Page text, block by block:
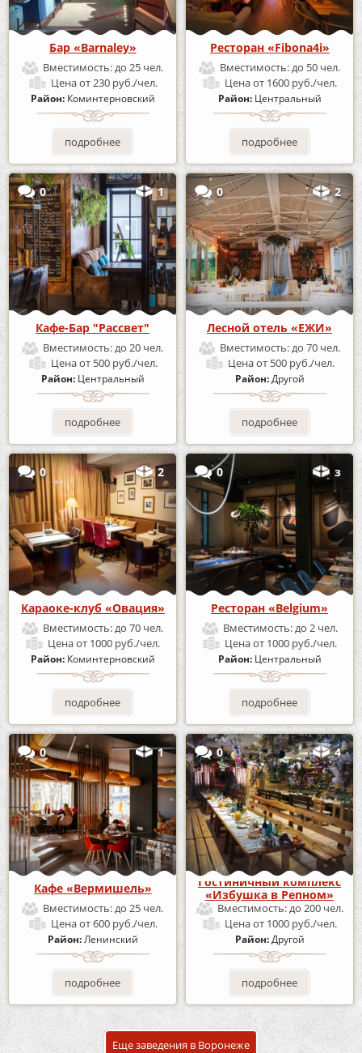
Бар «Barnaley»
Вместимость:до 25 чел.
Ценаот 230 руб./чел.
Район: Коминтерновский
подробнее
Ресторан «Fibona4i»
Вместимость:до 50 чел.
Ценаот 1600 руб./чел.
Район: Центральный
подробнее
0 1
Кафе-Бар "Рассвет"
Вместимость:до 20 чел.
Ценаот 500 руб./чел.
Район: Центральный
подробнее
0 2
Лесной отель «ЕЖИ»
Вместимость:до 70 чел.
Ценаот 500 руб./чел.
Район:Другой
подробнее
0 2
Караоке-клуб «Овация»
Вместимость:до 70 чел.
Ценаот 1000 руб./чел.
Район: Коминтерновский
подробнее
0 з
Ресторан «Belgium»
Вместимость:до 2 чел.
Ценаот 1000 руб./чел.
Район: Центральный
подробнее
0 1
Кафе «Вермишель»
Вместимость:до 25 чел.
Ценаот 600 руб./чел.
Район:Ленинский
подробнее
0 4
Гостиничный комплекс
«Избушка в Репном»
Вместимость:до 200 чел.
Ценаот 1000 руб./чел.
Район:Другой
подробнее
Еще заведения в Воронеже